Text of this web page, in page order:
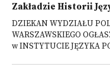
Zakładzie Historii
DZIEKAN WYDZIAŁU
WARSZAWSKIEGO
w INSTYTUCIE JĘZYKA